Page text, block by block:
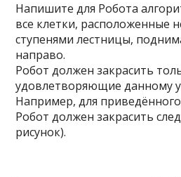
Напишите для Робота
все клетки, расположенные
ступенями лестницы,
направо.
Робот должен закрасить
удовлетворяющие данному
Например, для
Робот должен закрасить
рисунок).